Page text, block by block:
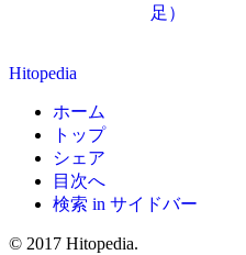
足）
Hitopedia
ホーム
トップ
シェア
目次へ
検索 in サイドバー
© 2017 Hitopedia.